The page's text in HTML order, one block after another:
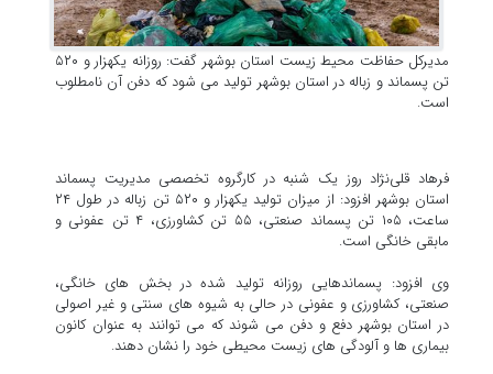
مدیرکل حفاظت محیط زیست استان بوشهر گفت: روزانه یکهزار و ۵۲۰
تن پسماند و زباله در استان بوشهر تولید می شود که دفن آن نامطلوب
است.
فرهاد قلی‌نژاد روز یک شنبه در کارگروه تخصصی مدیریت پسماند
استان بوشهر افزود: از میزان تولید یکهزار و ۵۲۰ تن زباله در طول ۲۴
ساعت، ۱۰۵ تن پسماند صنعتی، ۵۵ تن کشاورزی، ۴ تن عفونی و
مابقی خانگی است.
وی افزود: پسماندهایی روزانه تولید شده در بخش های خانگی،
صنعتی، کشاورزی و عفونی در حالی به شیوه های سنتی و غیر اصولی
در استان بوشهر دفع و دفن می شوند که می توانند به عنوان کانون
بیماری ها و آلودگی های زیست محیطی خود را نشان دهند.